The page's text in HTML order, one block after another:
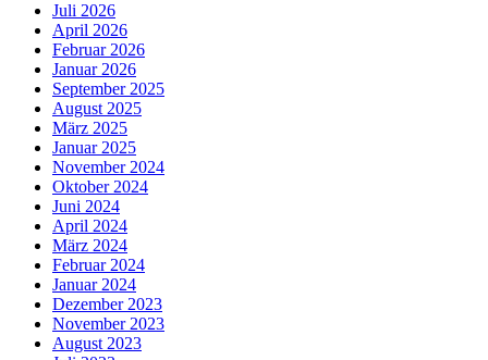
Juli 2026
April 2026
Februar 2026
Januar 2026
September 2025
August 2025
März 2025
Januar 2025
November 2024
Oktober 2024
Juni 2024
April 2024
März 2024
Februar 2024
Januar 2024
Dezember 2023
November 2023
August 2023